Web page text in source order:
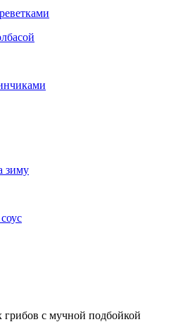
зиму
с мучной подбойкой